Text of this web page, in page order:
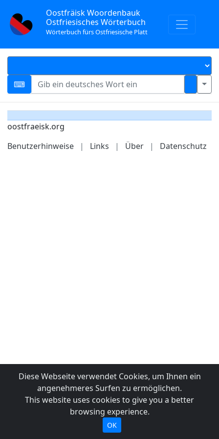
Oostfräisk Woordenbauk
Ostfriesisches Wörterbuch
Wörterbuch fürs Ostfriesische Platt
oostfraeisk.org
Benutzerhinweise
| Links | Über | Datenschutz
Diese Webseite verwendet Cookies, um Ihnen ein
angenehmeres Surfen zu ermöglichen.
This website uses cookies to give you a better
browsing experience.
OK